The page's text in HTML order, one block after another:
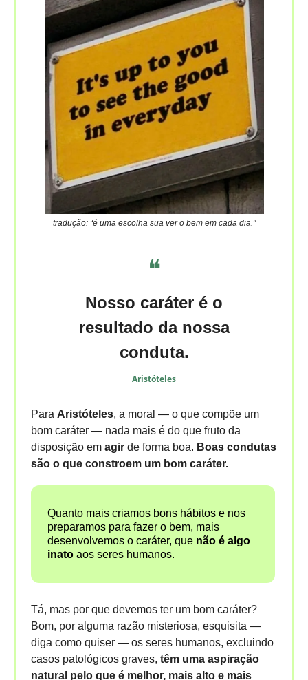
tradução: “é uma escolha sua ver o bem em cada dia.”
❝
Nosso caráter é o
resultado da nossa
conduta.
Aristóteles
Para Aristóteles, a moral — o que compõe um
bom caráter — nada mais é do que fruto da
disposição em agirde forma boa. Boas condutas
são o que constroem um bom caráter.
Quanto mais criamos bons hábitos e nos
preparamos para fazer o bem, mais
desenvolvemos o caráter, que não é algo
inatoaos seres humanos.
Tá, mas por que devemos ter um bom caráter?
Bom, por alguma razão misteriosa, esquisita —
diga como quiser — os seres humanos, excluindo
casos patológicos graves, têm uma aspiração
natural pelo que é melhor, mais alto e mais